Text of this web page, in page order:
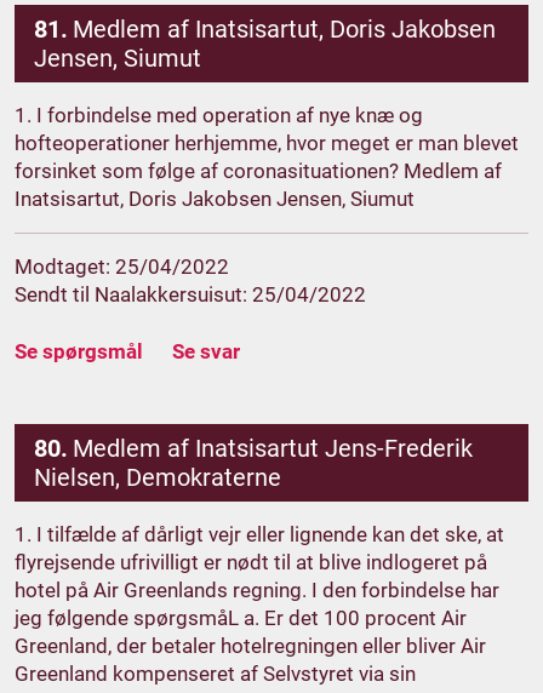
81. Medlem af Inatsisartut, Doris Jakobsen
Jensen, Siumut
1. I forbindelse med operation af nye knæ og
hofteoperationer herhjemme, hvor meget er man blevet
forsinket som følge af coronasituationen? Medlem af
Inatsisartut, Doris Jakobsen Jensen, Siumut
Modtaget: 25/04/2022
Sendt til Naalakkersuisut: 25/04/2022
Se spørgsmål Se svar
80. Medlem af Inatsisartut Jens-Frederik
Nielsen, Demokraterne
1. I tilfælde af dårligt vejr eller lignende kan det ske, at
flyrejsende ufrivilligt er nødt til at blive indlogeret på
hotel på Air Greenlands regning. I den forbindelse har
jeg følgende spørgsmåL a. Er det 100 procent Air
Greenland, der betaler hotelregningen eller bliver Air
Greenland kompenseret af Selvstyret via sin